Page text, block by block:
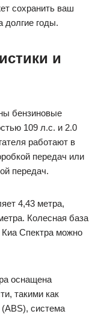
сохранить ваш
долгие годы.
и
бензиновые
109 л.с. и 2.0
работают в
передач или
передач.
4,43 метра,
Колесная база
Спектра можно
оснащена
такими как
система